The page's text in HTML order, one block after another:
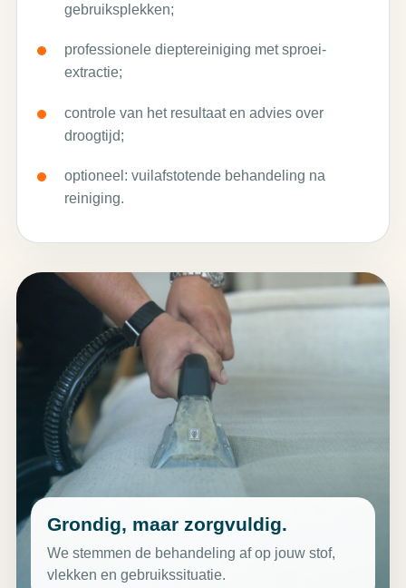
gebruiksplekken;
professionele dieptereiniging met sproei-
extractie;
controle van het resultaat en advies over
droogtijd;
optioneel: vuilafstotende behandeling na
reiniging.
Grondig, maar zorgvuldig.
We stemmen de behandeling af op jouw stof,
vlekken en gebruikssituatie.